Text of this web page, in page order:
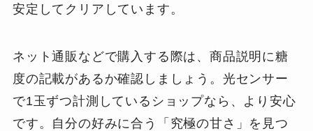
安定してクリアしています。
ネット通販などで購入する際は、商品説明に糖
度の記載があるか確認しましょう。光センサー
で1玉ずつ計測しているショップなら、より安心
です。自分の好みに合う「究極の甘さ」を見つ